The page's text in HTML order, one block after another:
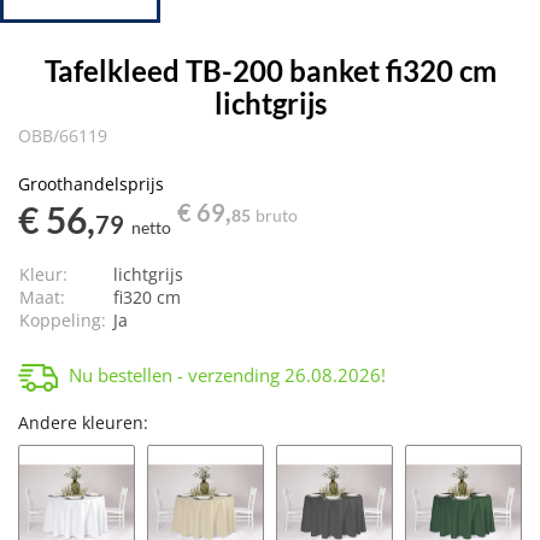
Tafelkleed TB-200 banket fi320 cm
lichtgrijs
OBB/66119
Groothandelsprijs
€ 56,79 netto
€ 69,85 bruto
Kleur:
lichtgrijs
Maat:
fi320 cm
Koppeling: Ja
Nu bestellen - verzending 26.08.2026!
Andere kleuren: